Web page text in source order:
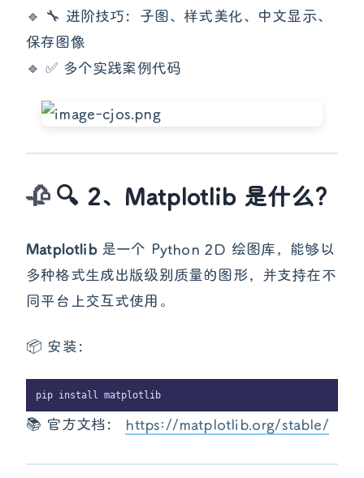
🔹 🔧 进阶技巧：子图、样式美化、中文显示、
保存图像
🔹 ✅ 多个实践案例代码
🔍 2、Matplotlib 是什么？
Matplotlib是一个 Python 2D 绘图库，能够以
多种格式生成出版级别质量的图形，并支持在不
同平台上交互式使用。
📦 安装：
📚 官方文档： https://matplotlib.org/stable/